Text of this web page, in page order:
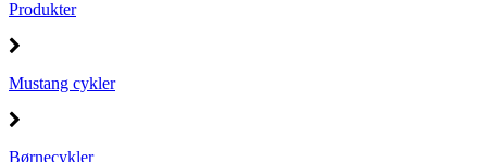
Produkter
Mustang cykler
Børnecykler